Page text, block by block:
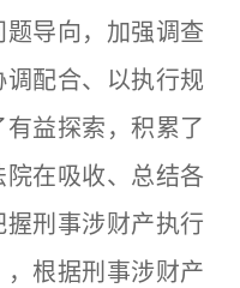
导向，加强调查
配合、以执行规
益探索，积累了
在吸收、总结各
刑事涉财产执行
根据刑事涉财产